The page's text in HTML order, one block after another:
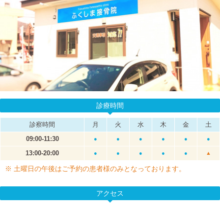
診療時間
診察時間 月 火 水 木 金
土
09:00-11:30
● ● ● ● ● ●
13:00-20:00 ● ● ● ● ● ▲
※ 土曜日の午後はご予約の患者様のみとなっております。
アクセス